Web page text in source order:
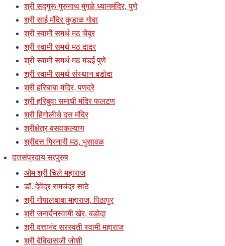
श्री सद्गुरू गुरुनाथ मुंगळे ध्यानमंदिर, पुणे
श्री साई मंदिर कुडाळ गोवा
श्री स्वामी समर्थ मठ चेंबूर
श्री स्वामी समर्थ मठ दादर
श्री स्वामी समर्थ मठ मंडई पुणे
श्री स्वामी समर्थ संस्थान बडोदा
श्री हरिबाबा मंदिर, पणदरे
श्री हरिबुवा समाधी मंदिर फलटण
श्री हिंगोलीचे दत्त मंदिर
श्रीक्षेत्र बसवकल्याण
श्रीदत्त गिरनारी मठ, भुसावळ
दत्तसंप्रदाय सत्पुरुष
ओम श्री चिले महाराज
डॉ. देवेंद्र रामचंद्र साठे
श्री गोपालबाबा महाराज, पिठापुर
श्री जनार्दनस्वामी खेर, बडोदा
श्री दत्तानंद सरस्वती स्वामी महाराज
श्री देविदासजी जोशी